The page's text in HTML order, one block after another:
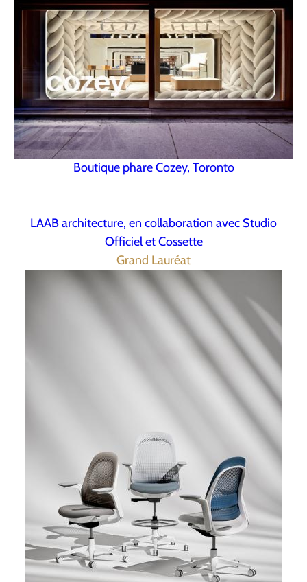
Boutique phare Cozey, Toronto
LAAB architecture, en collaboration avec Studio
Officiel et Cossette
Grand Lauréat